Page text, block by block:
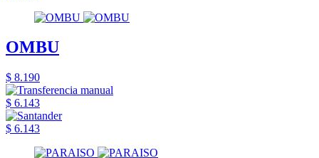
OMBU
$ 8.190
$ 6.143
$ 6.143